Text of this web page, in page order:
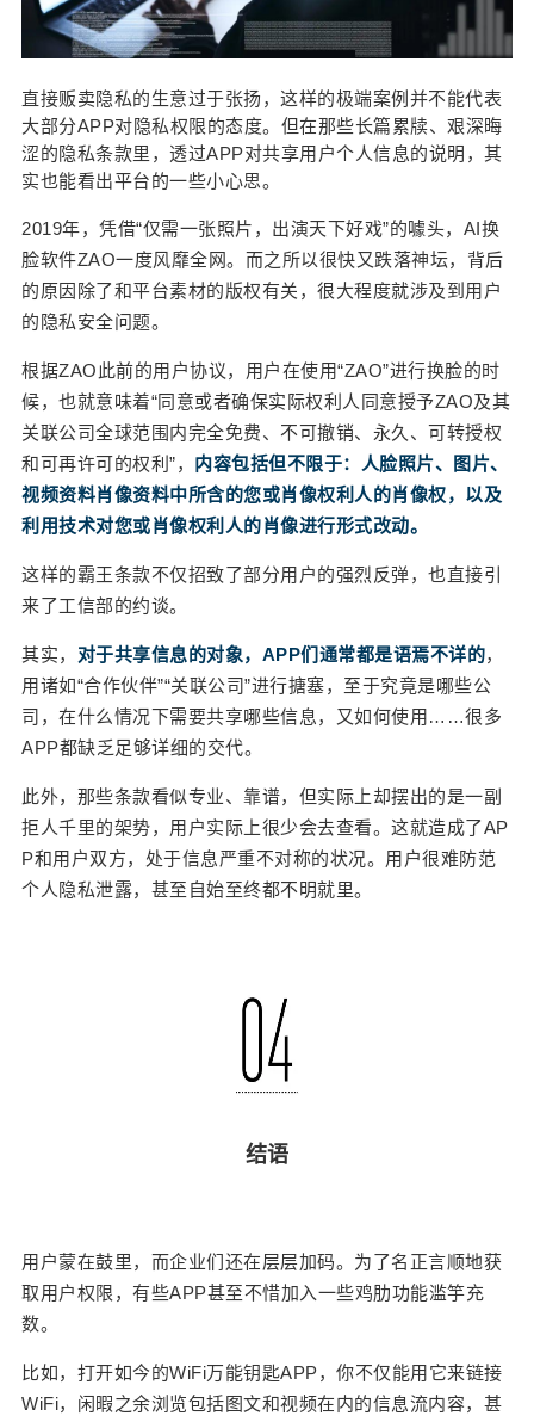
直接贩卖隐私的生意过于张扬，这样的极端案例并不能代表
大部分APP对隐私权限的态度。但在那些长篇累牍、艰深晦
涩的隐私条款里，透过APP对共享用户个人信息的说明，其
实也能看出平台的一些小心思。
2019年，凭借“仅需一张照片，出演天下好戏”的噱头，AI换
脸软件ZAO一度风靡全网。而之所以很快又跌落神坛，背后
的原因除了和平台素材的版权有关，很大程度就涉及到用户
的隐私安全问题。
根据ZAO此前的用户协议，用户在使用“ZAO”进行换脸的时
候，也就意味着“同意或者确保实际权利人同意授予ZAO及其
关联公司全球范围内完全免费、不可撤销、永久、可转授权
和可再许可的权利”， 内容包括但不限于：人脸照片、图片、
视频资料肖像资料中所含的您或肖像权利人的肖像权，以及
利用技术对您或肖像权利人的肖像进行形式改动。
这样的霸王条款不仅招致了部分用户的强烈反弹，也直接引
来了工信部的约谈。
其实， 对于共享信息的对象，APP们通常都是语焉不详的，
用诸如“合作伙伴”“关联公司”进行搪塞，至于究竟是哪些公
司，在什么情况下需要共享哪些信息，又如何使用……很多
APP都缺乏足够详细的交代。
此外，那些条款看似专业、靠谱，但实际上却摆出的是一副
拒人千里的架势，用户实际上很少会去查看。这就造成了AP
P和用户双方，处于信息严重不对称的状况。用户很难防范
个人隐私泄露，甚至自始至终都不明就里。
结语
用户蒙在鼓里，而企业们还在层层加码。 为了名正言顺地获
取用户权限，有些APP甚至不惜加入一些鸡肋功能滥竽充
数。
比如，打开如今的WiFi万能钥匙APP，你不仅能用它来链接
WiFi，闲暇之余浏览包括图文和视频在内的信息流内容，甚